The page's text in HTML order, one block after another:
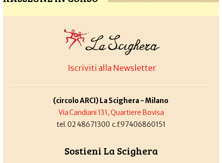
Iscriviti alla Newsletter
(circolo ARCI) La Scighera - Milano
Via Candiani 131, Quartiere Bovisa
tel. 02 48671300 c.f.97406860151
Sostieni La Scighera